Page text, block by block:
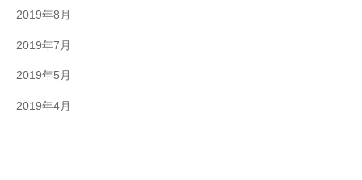
2019年8月
2019年7月
2019年5月
2019年4月